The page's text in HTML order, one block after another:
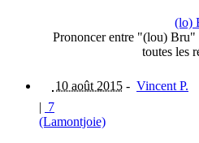
(lo)
Prononcer entre "(lou)
toutes les
10 août 2015 - Vincent P.
| 7
(Lamontjoie)